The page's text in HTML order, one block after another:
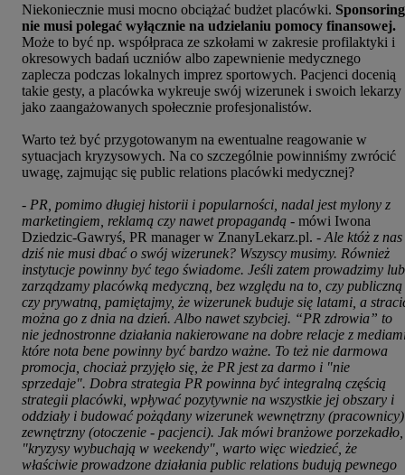
Niekoniecznie musi mocno obciążać budżet placówki. Sponsoring
nie musi polegać wyłącznie na udzielaniu pomocy finansowej.
Może to być np. współpraca ze szkołami w zakresie profilaktyki i
okresowych badań uczniów albo zapewnienie medycznego
zaplecza podczas lokalnych imprez sportowych. Pacjenci docenią
takie gesty, a placówka wykreuje swój wizerunek i swoich lekarzy
jako zaangażowanych społecznie profesjonalistów.
Warto też być przygotowanym na ewentualne reagowanie w
sytuacjach kryzysowych. Na co szczególnie powinniśmy zwrócić
uwagę, zajmując się public relations placówki medycznej?
- PR, pomimo długiej historii i popularności, nadal jest mylony z
marketingiem, reklamą czy nawet propagandą - mówi Iwona
Dziedzic-Gawryś, PR manager w ZnanyLekarz.pl. - Ale któż z nas
dziś nie musi dbać o swój wizerunek? Wszyscy musimy. Również
instytucje powinny być tego świadome. Jeśli zatem prowadzimy lub
zarządzamy placówką medyczną, bez względu na to, czy publiczną
czy prywatną, pamiętajmy, że wizerunek buduje się latami, a
można go z dnia na dzień. Albo nawet szybciej. “PR zdrowia” to
nie jednostronne działania nakierowane na dobre relacje z
które nota bene powinny być bardzo ważne. To też nie darmowa
promocja, chociaż przyjęło się, że PR jest za darmo i "nie
sprzedaje". Dobra strategia PR powinna być integralną częścią
strategii placówki, wpływać pozytywnie na wszystkie jej obszary i
oddziały i budować pożądany wizerunek wewnętrzny
zewnętrzny (otoczenie - pacjenci). Jak mówi branżowe porzekadło,
"kryzysy wybuchają w weekendy", warto więc wiedzieć, że
właściwie prowadzone działania public relations budują pewnego